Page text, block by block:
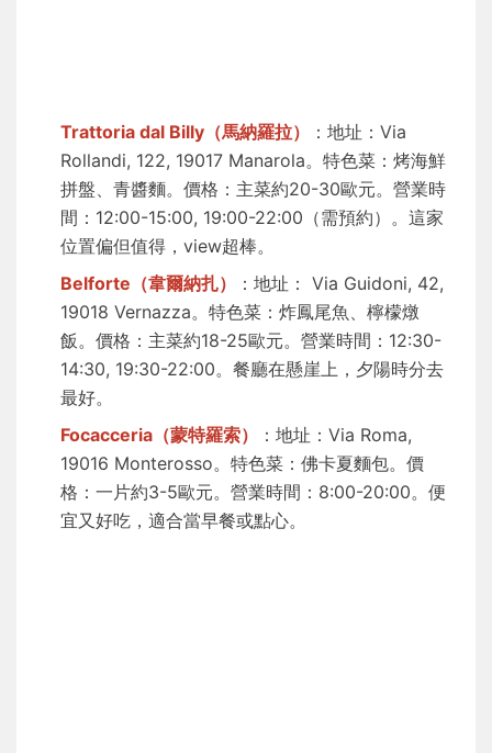
Trattoria dal Billy（馬納羅拉）
：地址：Via
Rollandi, 122, 19017 Manarola。特色菜：烤海鮮
拼盤、青醬麵。價格：主菜約20-30歐元。營業時
間：12:00-15:00, 19:00-22:00（需預約）。這家
位置偏但值得，view超棒。
Belforte（韋爾納扎）
：地址： Via Guidoni, 42,
19018 Vernazza。特色菜：炸鳳尾魚、檸檬燉
飯。價格：主菜約18-25歐元。營業時間：12:30-
14:30, 19:30-22:00。餐廳在懸崖上，夕陽時分去
最好。
Focacceria（蒙特羅索）
：地址：Via Roma,
19016 Monterosso。特色菜：佛卡夏麵包。價
格：一片約3-5歐元。營業時間：8:00-20:00。便
宜又好吃，適合當早餐或點心。